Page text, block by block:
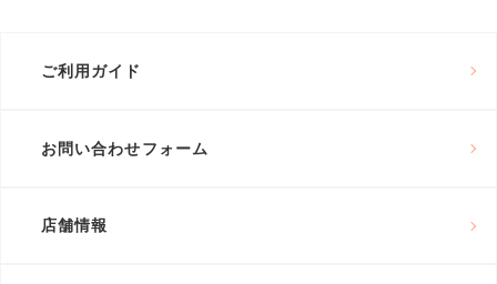
ご利用ガイド
お問い合わせフォーム
店舗情報